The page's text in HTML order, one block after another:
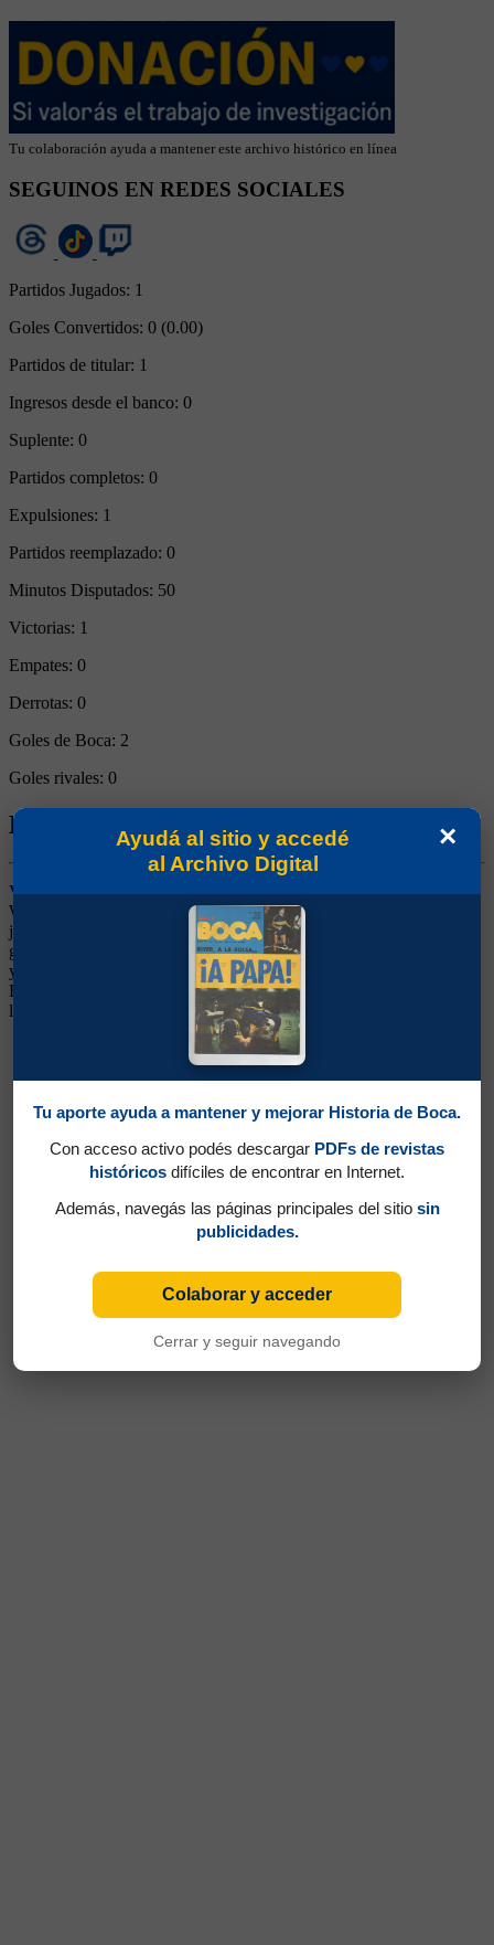
Tu colaboración ayuda a mantener este archivo histórico en línea
SEGUINOS EN REDES SOCIALES
Partidos Jugados: 1
Goles Convertidos: 0 (0.00)
Partidos de titular: 1
Ingresos desde el banco: 0
Suplente: 0
Partidos completos: 0
Expulsiones: 1
Partidos reemplazado: 0
Minutos Disputados: 50
Victorias: 1
Empates: 0
Derrotas: 0
Goles de Boca: 2
Goles rivales: 0
Biografía de Ariel José Krasouski
Volante Central. Ganó un título (Metropolitano 1981). Llegó desde
Wanderers, luego de jugar como número 10 en un seleccionado
juvenil uruguayo. De mucha personalidad y criterio, se ganó a la
gente enseguida. Fue el equilibrio en un equipo que tenía a Brindisi
y Maradona y que jugaba con Perotti y Escudero como puntas.
Estuvo en San Lorenzo en 1985/86, regresando al club al comenzar
la Liguilla de esa temporada.
×
Ayudá al sitio y accedé
al Archivo Digital
Tu aporte ayuda a mantener y mejorar Historia de Boca.
Con acceso activo podés descargar PDFs de revistas
históricos difíciles de encontrar en Internet.
Además, navegás las páginas principales del sitio sin
publicidades.
Colaborar y acceder
Cerrar y seguir navegando